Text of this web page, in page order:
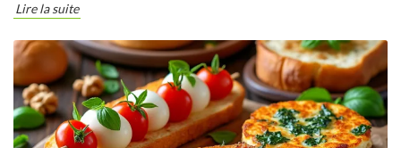
Lire la suite